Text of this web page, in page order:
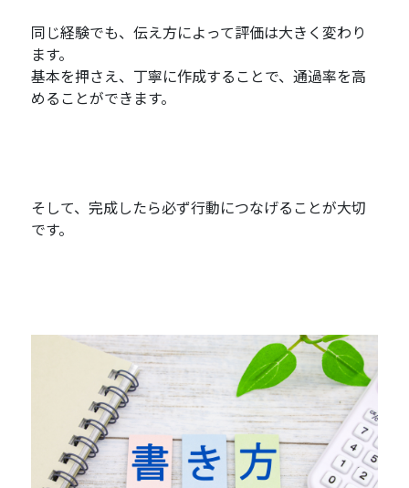
同じ経験でも、伝え方によって評価は大きく変わり
ます。
基本を押さえ、丁寧に作成することで、通過率を高
めることができます。
そして、完成したら必ず行動につなげることが大切
です。